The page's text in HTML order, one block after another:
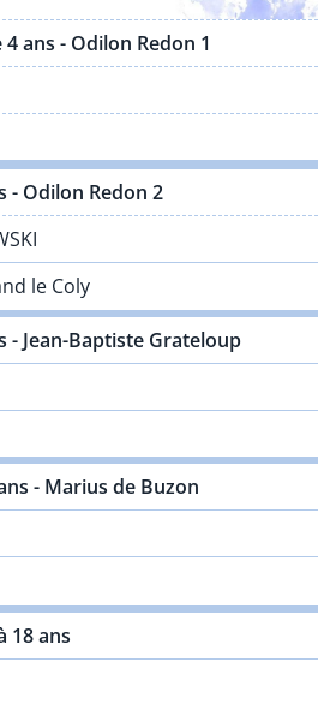
ans - Odilon Redon 1
- Odilon Redon 2
le Coly
- Jean-Baptiste Grateloup
- Marius de Buzon
18 ans